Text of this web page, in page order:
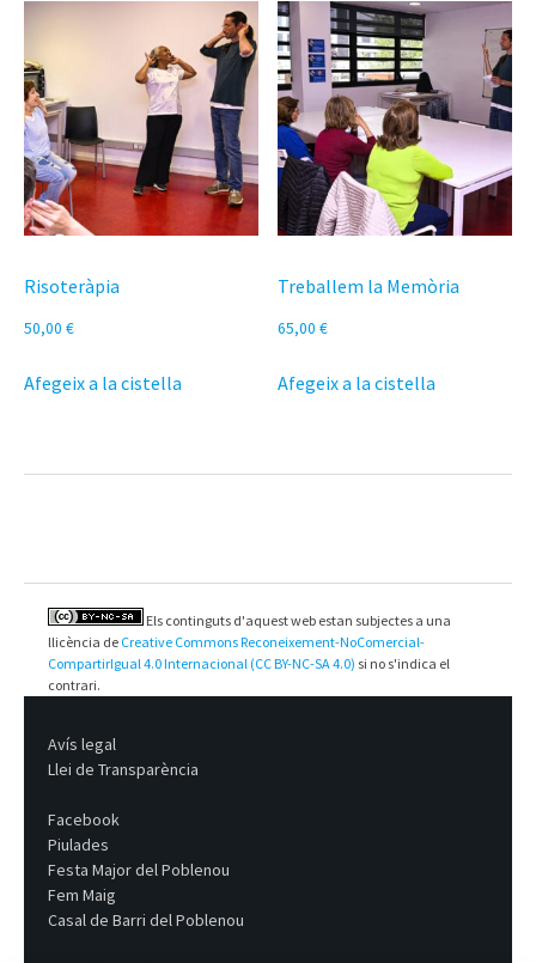
Risoteràpia
50,00 €
Afegeix a la cistella
Treballem la Memòria
65,00€
Afegeix a la cistella
Els continguts d'aquest web estan subjectes a una
llicència de Creative Commons Reconeixement-NoComercial-
CompartirIgual 4.0 Internacional (CC BY-NC-SA 4.0) si no s'indica el
contrari.
Avís legal
Llei de Transparència
Facebook
Piulades
Festa Major del Poblenou
Fem Maig
Casal de Barri del Poblenou